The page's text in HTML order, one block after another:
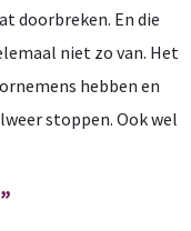
doorbreken. En die
niet zo van. Het
hebben en
stoppen. Ook wel